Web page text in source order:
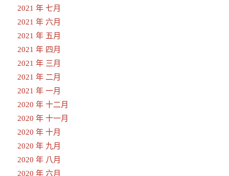
2021 年 七月
2021 年 六月
2021 年 五月
2021 年 四月
2021 年 三月
2021 年 二月
2021 年 一月
2020 年 十二月
2020 年 十一月
2020 年 十月
2020 年 九月
2020 年 八月
2020 年 六月